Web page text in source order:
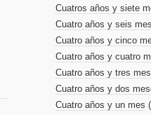
Cuatros años y siete
Cuatro años y seis
Cuatro años y cinco
Cuatro años y cuatro
Cuatro años y tres
Cuatro años y dos
Cuatro años y un mes